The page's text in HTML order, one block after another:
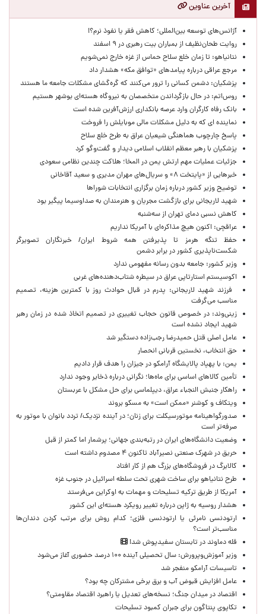
آخرین عناوین
آژانس‌های توسعه بین‌المللی؛ کاهش فقر یا نفوذ نرم؟!
روایت طحان‌نظیف از بمباران بیت رهبری در ۹ اسفند
نتانیاهو: تا زمان خلع سلاح حماس از غزه خارج نمی‌شویم
مرجع عراقی درباره پیامدهای «توافق مکه» هشدار داد
پزشکیان: دشمن کسانی را ترور می‌کنند که گره‌گشای مشکلات جامعه ما هستند
روس‌اتم: در حال بازگرداندن متخصصان به نیروگاه هسته‌ای بوشهر هستیم
بانک رفاه کارگران وارد عرصه بانکداری ارزش‌آفرین شده است
نماینده ای که به دلیل مشکلات مالی موبایلش را فروخت
پاسخ چارچوب هماهنگی شیعیان عراق به طرح خلع سلاح
پزشکیان با رهبر معظم انقلاب اسلامی دیدار و گفت‌وگو کرد
جزئیات عملیات مهم ارتش یمن در المخا؛ هلاکت چندین نظامی سعودی
خبرهایی از «پایتخت ۸» و سریال‌های مهران مدیری و سعید آقاخانی
توضیح وزیر کشور درباره زمان برگزاری انتخابات شوراها
شهید لاریجانی برای بازگشت مجریان و هنرمندان به صداوسیما پیگیر بود
کاهش نسبی دمای تهران از سه‌شنبه
عراقچی: اکنون هیچ مذاکره‌ای با آمریکا نداریم
حفظ تنگه هرمز تا پذیرفتن همه شروط ایران/ خبرنگاران تصویرگر
شکست‌ناپذیری کشور در برابر دشمن
وزیر کشور: جامعه بدون رسانه مفهومی ندارد
اکوسیستم استارتاپی عراق در سیطره شتاب‌دهنده‌‌های غربی
فرزند شهید لاریجانی: پدرم در قبال حوادث روز با کمترین هزینه، تصمیم
مناسب می‌گرفت
زینی‌وند: در خصوص قانون حجاب تغییری در تصمیم اتخاذ شده در زمان رهبر
شهید ایجاد نشده است
عامل اصلی قتل حمیدرضا رجب‌زاده دستگیر شد
حق انتخاب، نخستین قربانی انحصار
یمن: با پهپاد پالایشگاه آرامکو در جیزان را هدف قرار دادیم
تأمین کالاهای اساسی برای ماه‌ها؛ نگرانی درباره ذخایر وجود ندارد
راهکار جنبش النجباء عراق، دیپلماسی برای حل مشکل با عربستان
ویتکاف و کوشنر «ممکن است» به مسکو بروند
صدورگواهینامه موتورسیکلت برای زنان؛ در آینده نزدیک/ تردد بانوان با موتور به‌
صرفه‌تر است
وضعیت دانشگاه‌های ایران در رتبه‌بندی جهانی؛ پرشمار اما کمتر از قبل
حریق در شهرک صنعتی نصیرآباد تاکنون ۴ مصدوم داشته است
کالابرگ در فروشگاه‌های بزرگ هم از کار افتاد
طرح نتانیاهو برای ساخت شهری تحت سلطه اسرائیل در جنوب غزه
آمریکا از طریق ترکیه تسلیحات و مهمات به اوکراین می‌فرستد
هشدار روسیه به ژاپن درباره تغییر رویکرد هسته‌ای این کشور
ارتودنسی نامرئی یا ارتودنسی فلزی؛ کدام روش برای مرتب کردن دندان‌ها
مناسب‌تر است؟
قله دماوند در تابستان سفیدپوش شد!
وزیر آموزش‌وپرورش: سال تحصیلی آینده ۱۰۰ درصد حضوری آغاز می‌شود
تاسیسات آرامکو منفجر شد
عامل افزایش قبوض آب و برق برخی مشترکان چه بود؟
اقتصاد در میدان جنگ؛ نسخه‌های تعدیل یا راهبرد اقتصاد مقاومتی؟
تکاپوی پنتاگون برای جبران کمبود تسلیحات